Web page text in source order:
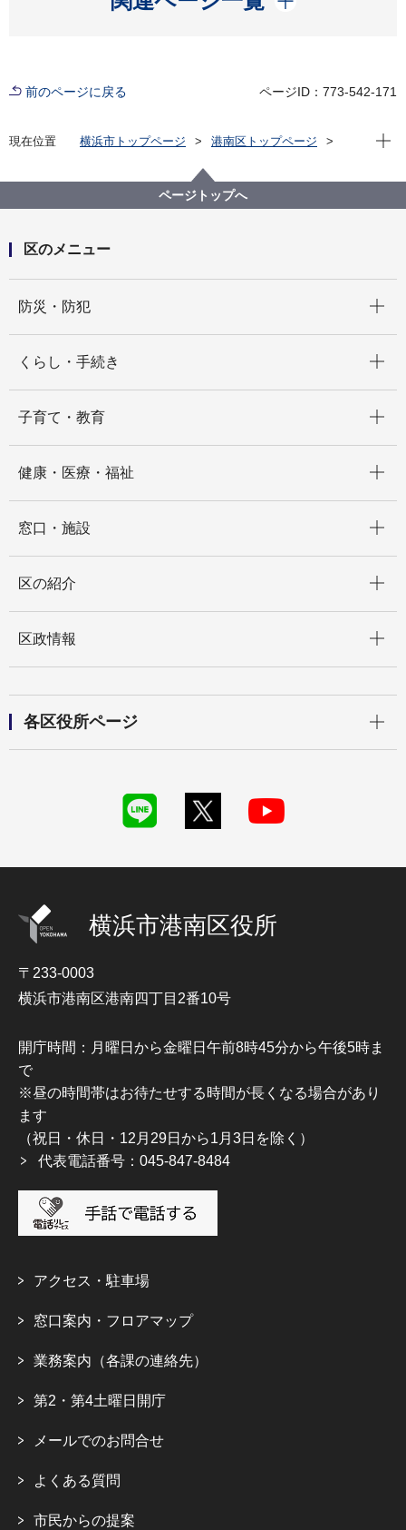
前のページに戻る ページID：773-542-171
現在位置 横浜市トップページ
港南区トップページ
現在
ページトップへ
区のメニュー
防災・防犯
くらし・手続き
子育て・教育
健康・医療・福祉
窓口・施設
区の紹介
区政情報
各区役所ページ
横浜市港南区役所
〒233-0003
横浜市港南区港南四丁目2番10号
開庁時間：月曜日から金曜日午前8時45分から午後5時ま
で
※昼の時間帯はお待たせする時間が長くなる場合があり
ます
（祝日・休日・12月29日から1月3日を除く）
代表電話番号：045-847-8484
アクセス・駐車場
窓口案内・フロアマップ
業務案内（各課の連絡先）
第2・第4土曜日開庁
メールでのお問合せ
よくある質問
市民からの提案